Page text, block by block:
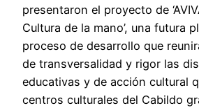
presentaron el proyecto de
Cultura de la mano’, una futura
proceso de desarrollo que
de transversalidad y rigor las
educativas y de acción cultural
centros culturales del Cabildo